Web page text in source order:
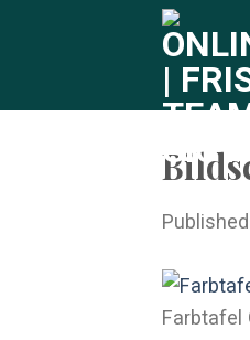
Published
Farbtafel